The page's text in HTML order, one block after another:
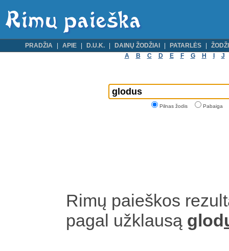
PRADŽIA APIE D.U.K. DAINŲ ŽODŽIAI PATARLĖS
A
B C D E F G H J
Pilnas žodis Pabaiga
Rimų paieškos
pagal užklausą glod